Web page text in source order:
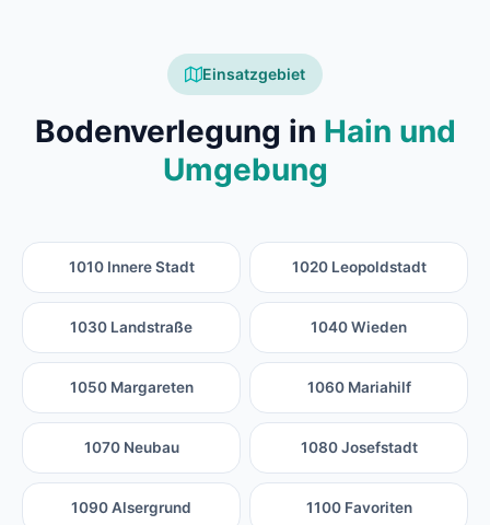
Einsatzgebiet
Bodenverlegung in Hain und
Umgebung
1010 Innere Stadt 1020 Leopoldstadt
1030 Landstraße 1040 Wieden
1050 Margareten 1060 Mariahilf
1070 Neubau 1080 Josefstadt
1090 Alsergrund 1100 Favoriten